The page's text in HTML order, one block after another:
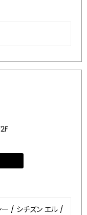
/ シチズン エル /